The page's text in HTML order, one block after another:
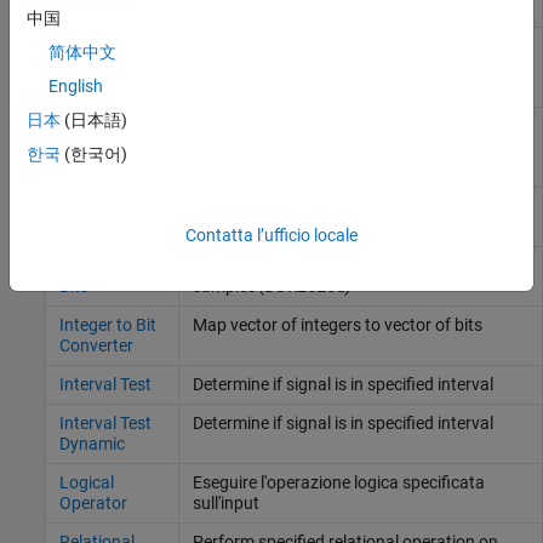
Increase
Detect Rise
Nonnegative
Detect Rise
Positive
input signal
Integer to Bit
Converter
Map vector of integers to vector of bits
Interval Test
Determine if signal is in specified interval
Interval Test
Dynamic
Determine if signal is in specified interval
Logical
Operator
Eseguire l'operazione logica specificata
sull'input
中国
简体中文
English
日本 (日本語)
한국 (한국어)
Contatta l’ufficio locale